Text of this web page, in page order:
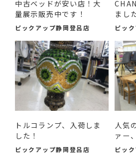
中古ベッドが安い店！大
量展示販売中です！
ピックアップ静岡登呂店
まし
ピッ
トルコランプ、入荷しま
した！
ピックアップ静岡登呂店
人気
ァー
で...
ピッ